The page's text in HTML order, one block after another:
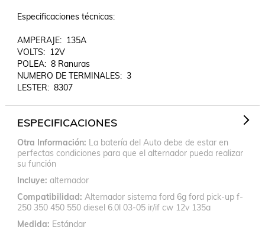
Especificaciones técnicas:
AMPERAJE:  135A
VOLTS:  12V
POLEA:  8 Ranuras
NUMERO DE TERMINALES:  3
LESTER:  8307
ESPECIFICACIONES
Otra Información La batería del Auto debe de estar en
perfectas condiciones para que el alternador pueda realizar
su función
Incluye alternador
Compatibilidad Alternador sistema ford 6g ford pick-up f-
250 350 450 550 diesel 6.0l 03-05 ir/if cw 12v 135a
Medida Estándar